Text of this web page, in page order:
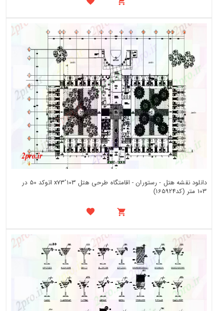
دانلود نقشه هتل - رستوران - اقامتگاه طرحی هتل 103'x73 اتوکد 50 در
103 متر (کد165924)